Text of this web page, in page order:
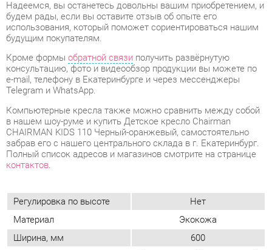
e-mail, телефону в Екатеринбурге и через мессенджеры
Telegram и WhatsApp.
Компьютерные кресла также можно сравнить между собой
в нашем шоу-руме и купить Детское кресло Chairman
CHAIRMAN KIDS 110 Черный-оранжевый, самостоятельно
забрав его с нашего центрального склада в г. Екатеринбург.
Полный список адресов и магазинов смотрите на странице
контактов.
Регулировка по высоте Нет
Материал
Экокожа
Ширина, мм
600
Высота, мм
930
Объем упаковок, м3
0.073
Вес упаковок, кг 8